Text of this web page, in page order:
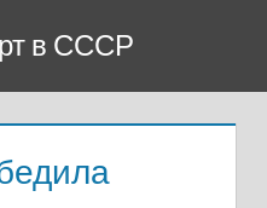
в СССР